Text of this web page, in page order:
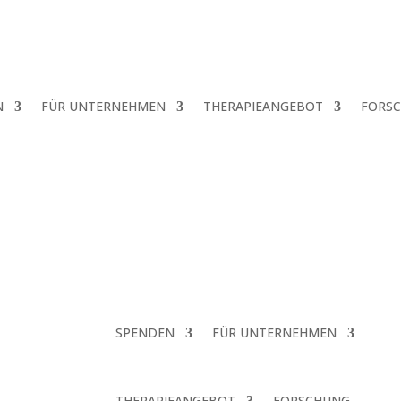
FÜR UNTERNEHMEN THERAPIEANGEBOT
SPENDEN FÜR UNTERNEHMEN